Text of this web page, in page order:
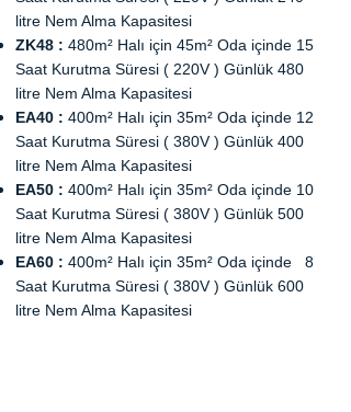
litre Nem Alma Kapasitesi
ZK48 : 480m² Halı için 45m² Oda içinde 15
Saat Kurutma Süresi ( 220V ) Günlük 480
litre Nem Alma Kapasitesi
EA40 : 400m² Halı için 35m² Oda içinde 12
Saat Kurutma Süresi ( 380V ) Günlük 400
litre Nem Alma Kapasitesi
EA50 : 400m² Halı için 35m² Oda içinde 10
Saat Kurutma Süresi ( 380V ) Günlük 500
litre Nem Alma Kapasitesi
EA60 : 400m² Halı için 35m² Oda içinde 8
Saat Kurutma Süresi ( 380V ) Günlük 600
litre Nem Alma Kapasitesi